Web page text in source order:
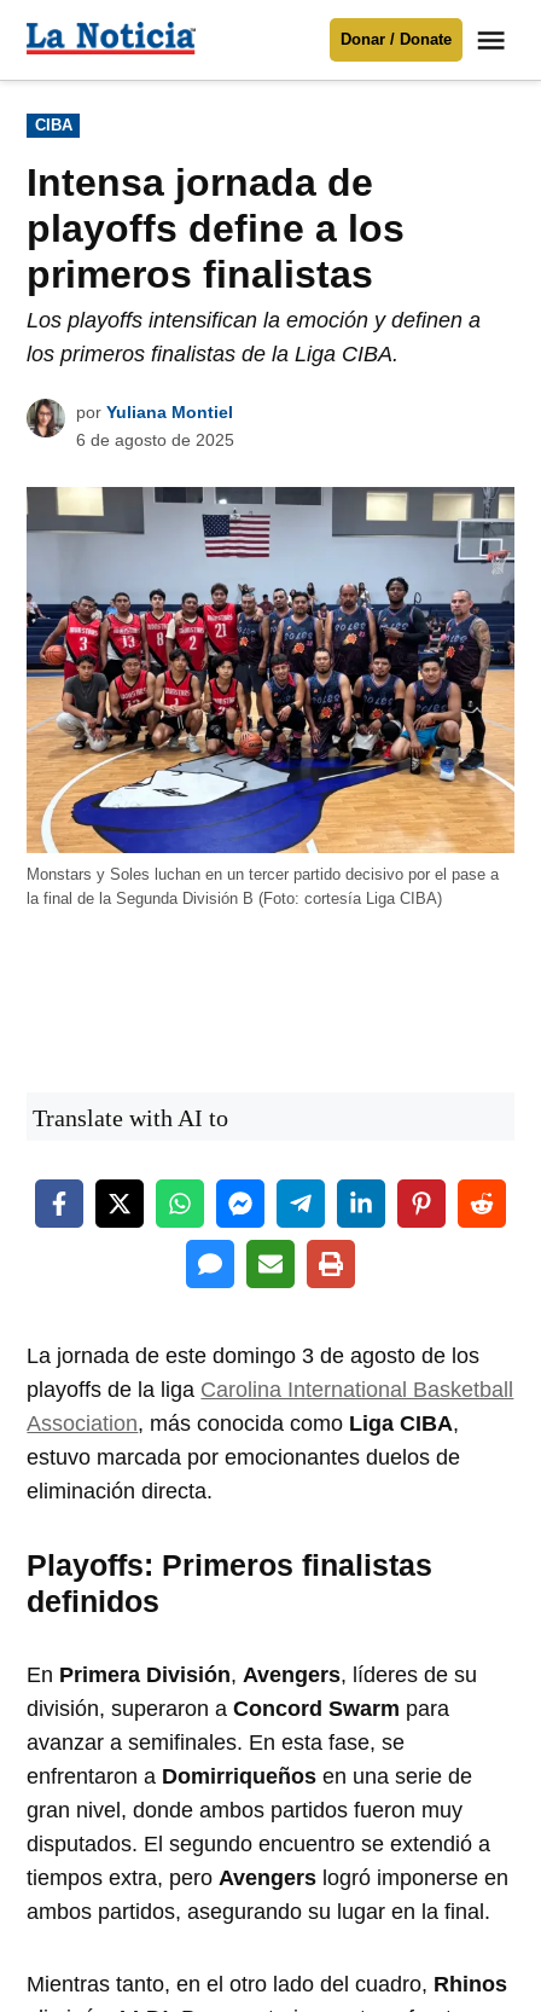
Para mantenerte informado necesitamos
Donar
contenido
Noticia
Donar / Donate
Publicado
en
CIBA
Intensa jornada de
playoffs define a los
primeros finalistas
Los playoffs intensifican la emoción y definen a
los primeros finalistas de la Liga CIBA.
por Yuliana Montiel
6 de agosto de 2025
Monstars y Soles luchan en un tercer partido decisivo por el pase a
la final de la Segunda División B (Foto: cortesía Liga CIBA)
Translate with AI to
La jornada de este domingo 3 de agosto de los
playoffs de la liga Carolina International Basketball
Association, más conocida como Liga CIBA,
estuvo marcada por emocionantes duelos de
eliminación directa.
Playoffs: Primeros finalistas
definidos
En Primera División, Avengers, líderes de su
división, superaron aConcord Swarm para
avanzar a semifinales. En esta fase, se
enfrentaron a Domirriqueños en una serie de
gran nivel, donde ambos partidos fueron muy
disputados. El segundo encuentro se extendió a
tiempos extra, pero Avengers logró imponerse en
ambos partidos, asegurando su lugar en la final.
Mientras tanto, en el otro lado del cuadro, Rhinos